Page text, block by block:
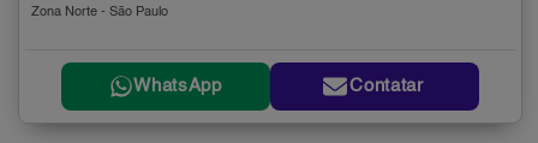
Zona Norte - São Paulo
WhatsApp Contatar